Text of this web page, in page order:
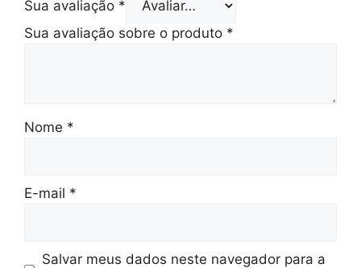
Sua avaliação *
Sua avaliação sobre o produto *
Nome *
E-mail *
Salvar meus dados neste navegador para a